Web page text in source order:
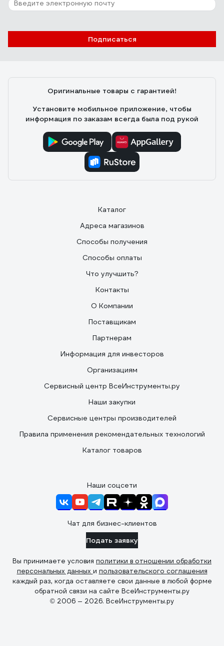
Подписаться
Оригинальные товары с гарантией!
Установите мобильное приложение, чтобы
информация по заказам всегда была под рукой
Каталог
Адреса магазинов
Способы получения
Способы оплаты
Что улучшить?
Контакты
О Компании
Поставщикам
Партнерам
Информация для инвесторов
Организациям
Сервисный центр ВсеИнструменты.ру
Наши закупки
Сервисные центры производителей
Правила применения рекомендательных технологий
Каталог товаров
Наши соцсети
Чат для бизнес-клиентов
Подать заявку
Вы принимаете условия политики в отношении обработки
персональных данных и пользовательского соглашения
каждый раз, когда оставляете свои данные в любой форме
обратной связи на сайте ВсеИнструменты.ру
© 2006 — 2026. ВсеИнструменты.ру